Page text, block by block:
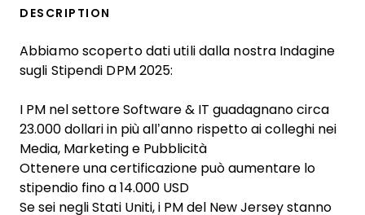
DESCRIPTION
Abbiamo scoperto dati utili dalla nostra Indagine
sugli Stipendi DPM 2025:
I PM nel settore Software & IT guadagnano circa
23.000 dollari in più all’anno rispetto ai colleghi nei
Media, Marketing e Pubblicità
Ottenere una certificazione può aumentare lo
stipendio fino a 14.000 USD
Se sei negli Stati Uniti, i PM del New Jersey stanno